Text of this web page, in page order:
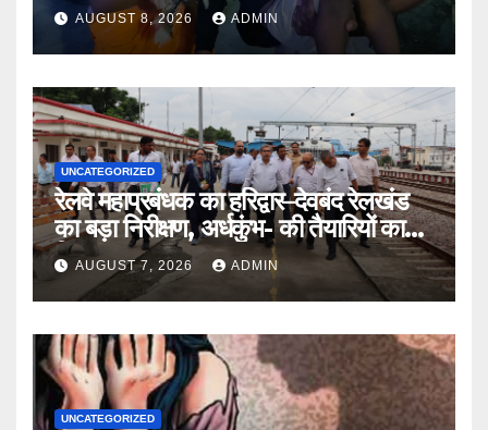
।।AUGUST 8, 2026 ADMIN
UNCATEGORIZED
रेलवे महाप्रबंधक का हरिद्वार–देवबंद रेलखंड
का बड़ा निरीक्षण, अर्धकुंभ- की तैयारियों का
लिया जायजा
AUGUST 7, 2026 ADMIN
UNCATEGORIZED